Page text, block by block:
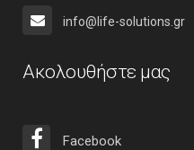
info@life-solutions.gr
Ακολουθήστε μας
Facebook